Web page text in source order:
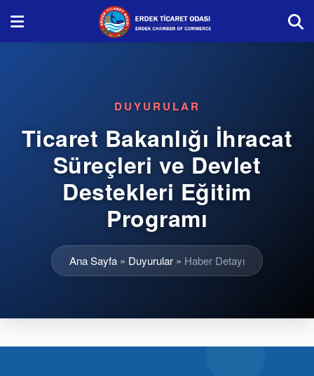
DUYURULAR
Ticaret Bakanlığı İhracat
Süreçleri ve Devlet
Destekleri Eğitim
Programı
Ana Sayfa » Duyurular » Haber Detayı